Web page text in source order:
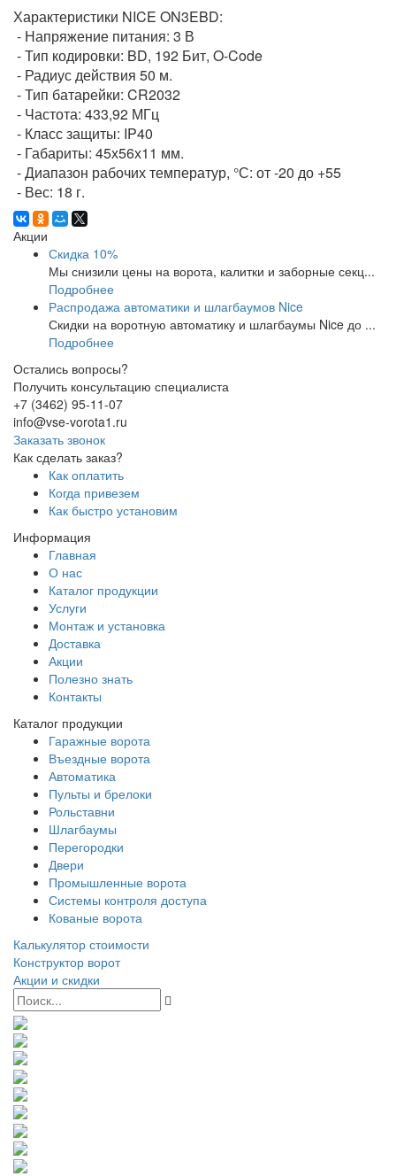
Характеристики NICE ON3EBD:
- Напряжение питания: 3 В
- Тип кодировки: BD, 192 Бит, O-Code
- Радиус действия 50 м.
- Тип батарейки: CR2032
- Частота: 433,92 МГц
- Класс защиты: IP40
- Габариты: 45х56х11 мм.
- Диапазон рабочих температур, °С: от -20 до +55
- Вес: 18 г.
Акции
Скидка 10%
Мы снизили цены на ворота, калитки и заборные секц...
Подробнее
Распродажа автоматики и шлагбаумов Nice
Скидки на воротную автоматику и шлагбаумы Nice до ...
Подробнее
Остались вопросы?
Получить консультацию специалиста
+7 (3462) 95-11-07
info@vse-vorota1.ru
Заказать звонок
Как сделать заказ?
Как оплатить
Когда привезем
Как быстро установим
Информация
Главная
О нас
Каталог продукции
Услуги
Монтаж и установка
Доставка
Акции
Полезно знать
Контакты
Каталог продукции
Гаражные ворота
Въездные ворота
Автоматика
Пульты и брелоки
Рольставни
Шлагбаумы
Перегородки
Двери
Промышленные ворота
Системы контроля доступа
Кованые ворота
Калькулятор стоимости
Конструктор ворот
Акции и скидки